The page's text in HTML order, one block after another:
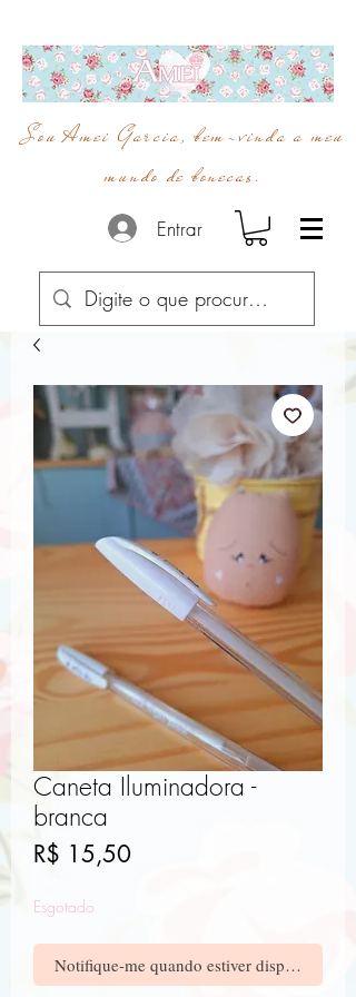
Sou Amei Garcia, bem-vinda a meu
mundo de bonecas.
Entrar
Caneta Iluminadora -
branca
R$ 15,50Preço
Esgotado
Notifique-me quando estiver disponível